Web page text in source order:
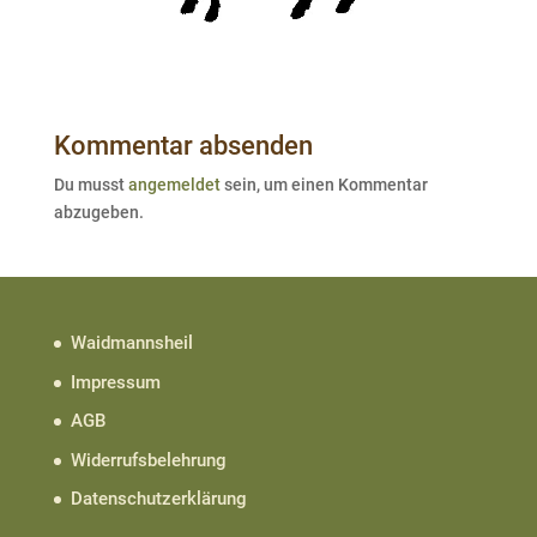
Kommentar absenden
Du musstangemeldetsein, um einen Kommentar
abzugeben.
Waidmannsheil
Impressum
AGB
Widerrufsbelehrung
Datenschutzerklärung